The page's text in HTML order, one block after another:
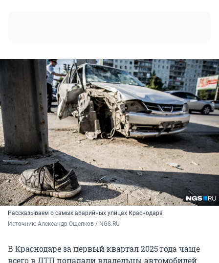
Рассказываем о самых аварийных улицах Краснодара
Источник: Александр Ощепков / NGS.RU
В Краснодаре за первый квартал 2025 года чаще
всего в ДТП попадали владельцы автомобилей